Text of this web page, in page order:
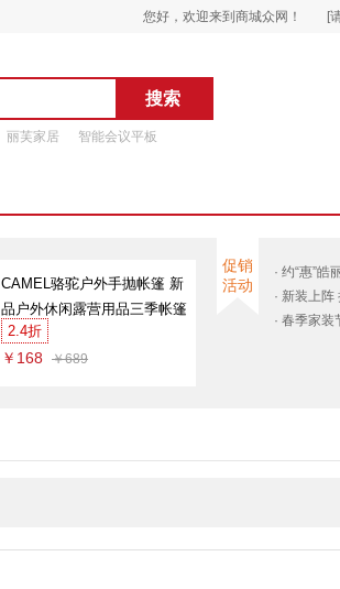
您好，欢迎来到商城众网！ [
丽芙家居 智能会议平板
CAMEL骆驼户外手抛帐篷 新
品户外休闲露营用品三季帐篷
5W3C5165
2.4折
￥168 ￥689
促销
活动
· 约“惠”皓
· 新装上阵
· 春季家装